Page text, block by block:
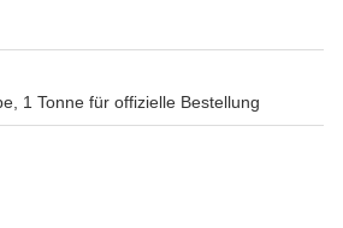
1 Tonne für offizielle Bestellung